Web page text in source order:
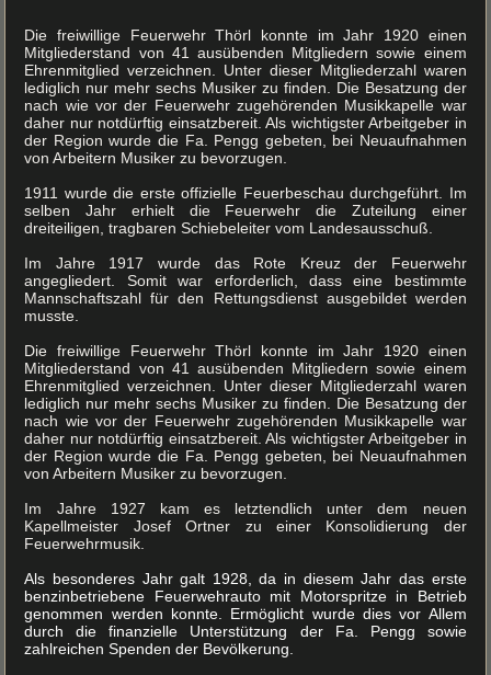
Die freiwillige Feuerwehr Thörl konnte im Jahr 1920 einen
Mitgliederstand von 41 ausübenden Mitgliedern sowie einem
Ehrenmitglied verzeichnen. Unter dieser Mitgliederzahl waren
lediglich nur mehr sechs Musiker zu finden. Die Besatzung der
nach wie vor der Feuerwehr zugehörenden Musikkapelle war
daher nur notdürftig einsatzbereit. Als wichtigster Arbeitgeber in
der Region wurde die Fa. Pengg gebeten, bei Neuaufnahmen
von Arbeitern Musiker zu bevorzugen.
1911 wurde die erste offizielle Feuerbeschau durchgeführt. Im
selben Jahr erhielt die Feuerwehr die Zuteilung einer
dreiteiligen, tragbaren Schiebeleiter vom Landesausschuß.
Im Jahre 1917 wurde das Rote Kreuz der Feuerwehr
angegliedert. Somit war erforderlich, dass eine bestimmte
Mannschaftszahl für den Rettungsdienst ausgebildet werden
musste.
Die freiwillige Feuerwehr Thörl konnte im Jahr 1920 einen
Mitgliederstand von 41 ausübenden Mitgliedern sowie einem
Ehrenmitglied verzeichnen. Unter dieser Mitgliederzahl waren
lediglich nur mehr sechs Musiker zu finden. Die Besatzung der
nach wie vor der Feuerwehr zugehörenden Musikkapelle war
daher nur notdürftig einsatzbereit. Als wichtigster Arbeitgeber in
der Region wurde die Fa. Pengg gebeten, bei Neuaufnahmen
von Arbeitern Musiker zu bevorzugen.
Im Jahre 1927 kam es letztendlich unter dem neuen
Kapellmeister Josef Ortner zu einer Konsolidierung der
Feuerwehrmusik.
Als besonderes Jahr galt 1928, da in diesem Jahr das erste
benzinbetriebene Feuerwehrauto mit Motorspritze in Betrieb
genommen werden konnte. Ermöglicht wurde dies vor Allem
durch die finanzielle Unterstützung der Fa. Pengg sowie
zahlreichen Spenden der Bevölkerung.